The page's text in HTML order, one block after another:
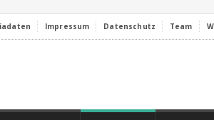
Impressum Datenschutz Team